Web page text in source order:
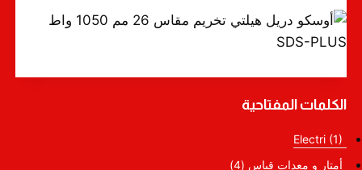
الكلمات المفتاحية
Electri (1)
أمتار و معدات قياس (4)